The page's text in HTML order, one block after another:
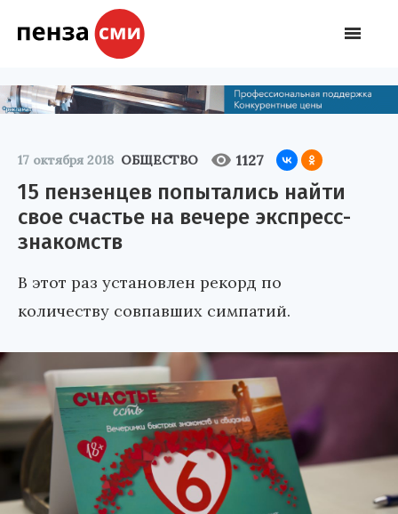
17 октября 2018 ОБЩЕСТВО 1127
15 пензенцев попытались найти
свое счастье на вечере экспресс-
знакомств
В этот раз установлен рекорд по
количеству совпавших симпатий.